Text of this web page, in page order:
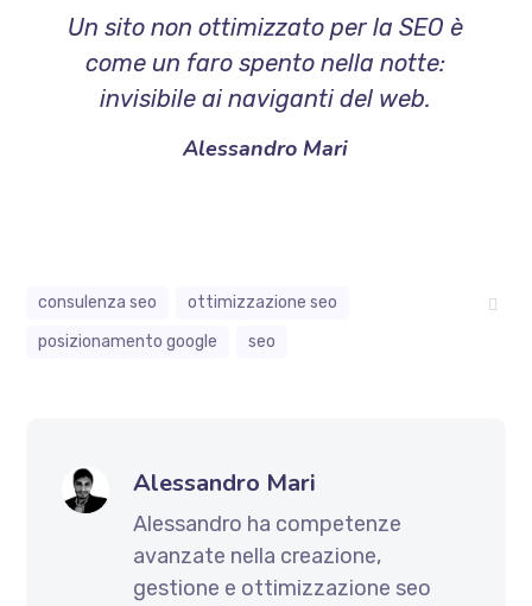
Un sito non ottimizzato per la SEO è
come un faro spento nella notte:
invisibile ai naviganti del web.
Alessandro Mari
consulenza seo
ottimizzazione seo
posizionamento google
seo
Alessandro Mari
Alessandro ha competenze
avanzate nella creazione,
gestione e ottimizzazione seo